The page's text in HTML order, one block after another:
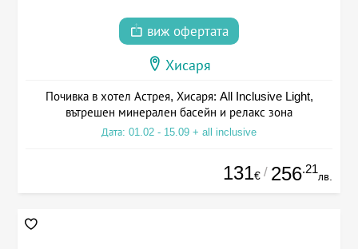
виж офертата
Хисаря
Почивка в хотел Астрея, Хисаря: All Inclusive Light,
вътрешен минерален басейн и релакс зона
Дата: 01.02 - 15.09 + all inclusive
131€ / 256.21
лв.